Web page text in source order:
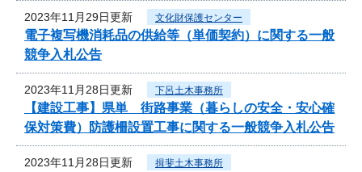
2023年11月29日更新 文化財保護センター
電子複写機消耗品の供給等（単価契約）に関する一般
競争入札公告
2023年11月28日更新 下呂土木事務所
【建設工事】県単 街路事業（暮らしの安全・安心確
保対策費）防護柵設置工事に関する一般競争入札公告
2023年11月28日更新 揖斐土木事務所